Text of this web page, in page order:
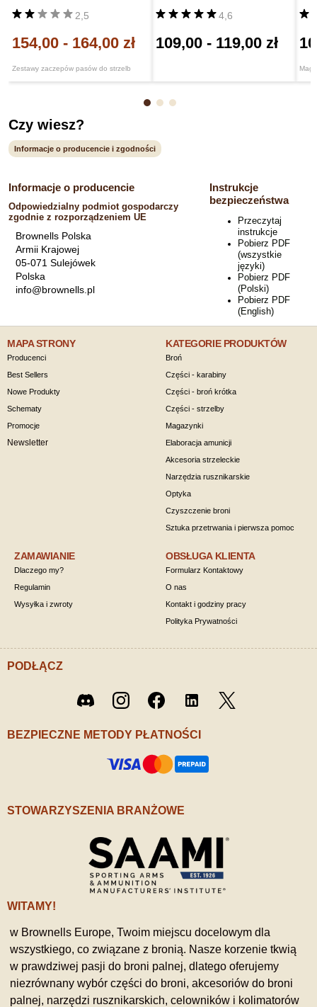
Zestawy zaczepów pasów do strzelb
2,5
154,00 - 164,00 zł
4,6
109,00 - 119,00 zł
Czy wiesz?
Informacje o producencie i zgodności
Informacje o producencie
Odpowiedzialny podmiot gospodarczy
zgodnie z rozporządzeniem UE
Brownells Polska
Armii Krajowej
05-071 Sulejówek
Polska
info@brownells.pl
Instrukcje
bezpieczeństwa
Przeczytaj
instrukcje
Pobierz PDF
(wszystkie
języki)
Pobierz PDF
(Polski)
Pobierz PDF
(English)
MAPA STRONY
Producenci
Best Sellers
Nowe Produkty
Schematy
Promocje
Newsletter
KATEGORIE PRODUKTÓW
Broń
Części - karabiny
Części - broń krótka
Części - strzelby
Magazynki
Elaboracja amunicji
Akcesoria strzeleckie
Narzędzia rusznikarskie
Optyka
Czyszczenie broni
Sztuka przetrwania i pierwsza pomoc
ZAMAWIANIE
Dlaczego my?
Regulamin
Wysyłka i zwroty
OBSŁUGA KLIENTA
Formularz Kontaktowy
O nas
Kontakt i godziny pracy
Polityka Prywatności
PODŁĄCZ
Discord Instagram Facebook LinkedIn
BEZPIECZNE METODY PŁATNOŚCI
STOWARZYSZENIA BRANŻOWE
WITAMY!
w Brownells Europe, Twoim miejscu docelowym dla
wszystkiego, co związane z bronią. Nasze korzenie tkwią
w prawdziwej pasji do broni palnej, dlatego oferujemy
niezrównany wybór części do broni, akcesoriów do broni
palnej, narzędzi rusznikarskich, celowników i kolimatorów